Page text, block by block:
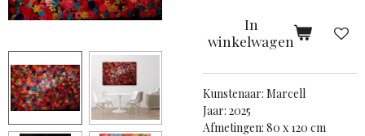
In
winkelwagen
Kunstenaar: Marcell
Jaar: 2025
Afmetingen: 80 x 120 cm